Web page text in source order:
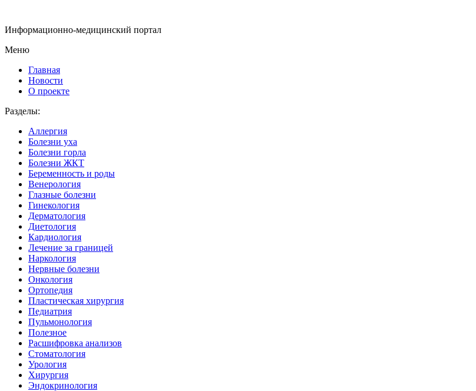
Информационно-медицинский портал
Меню
Главная
Новости
О проекте
Разделы:
Аллергия
Болезни уха
Болезни горла
Болезни ЖКТ
Беременность и роды
Венерология
Глазные болезни
Гинекология
Дерматология
Диетология
Кардиология
Лечение за границей
Наркология
Нервные болезни
Онкология
Ортопедия
Пластическая хирургия
Педиатрия
Пульмонология
Полезное
Расшифровка анализов
Стоматология
Урология
Хирургия
Эндокринология